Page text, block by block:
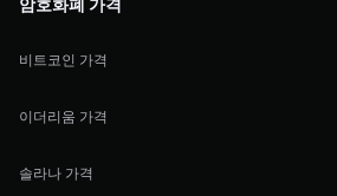
비트코인 가격
이더리움 가격
솔라나 가격